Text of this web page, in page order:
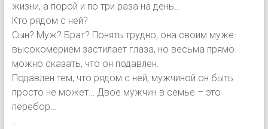
жизни, а порой и по три раза на день…
Кто рядом с ней?
Сын? Муж? Брат? Понять трудно, она своим муже-
высокомерием застилает глаза, но весьма прямо
можно сказать, что он подавлен.
Подавлен тем, что рядом с ней, мужчиной он быть
просто не может… Двое мужчин в семье – это
перебор…
…